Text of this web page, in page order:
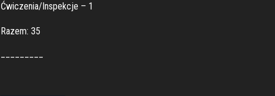
Ćwiczenia/Inspekcje – 1
Razem: 35